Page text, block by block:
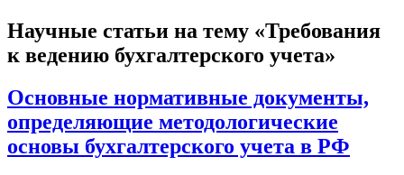
Научные статьи на тему «Требования
к ведению бухгалтерского учета»
Основные нормативные документы,
определяющие методологические
основы бухгалтерского учета в РФ